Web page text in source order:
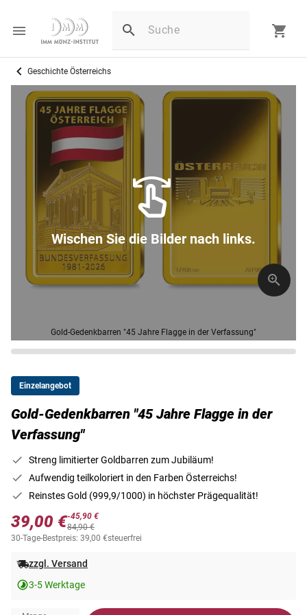
Geschichte Österreichs
Gold-Gedenkbarren "45 Jahre Flagge in der Verfassung"
Wischen Sie die Bilder nach links.
Einzelangebot
Gold-Gedenkbarren "45 Jahre Flagge in der
Verfassung"
Streng limitierter Goldbarren zum Jubiläum!
Aufwendig teilkoloriert in den Farben Österreichs!
Reinstes Gold (999,9/1000) in höchster Prägequalität!
39,00 €-45,90 €
84,90 €
30-Tage-Bestpreis: 39,00 €steuerfrei
zzgl. Versand
3-5 Werktage